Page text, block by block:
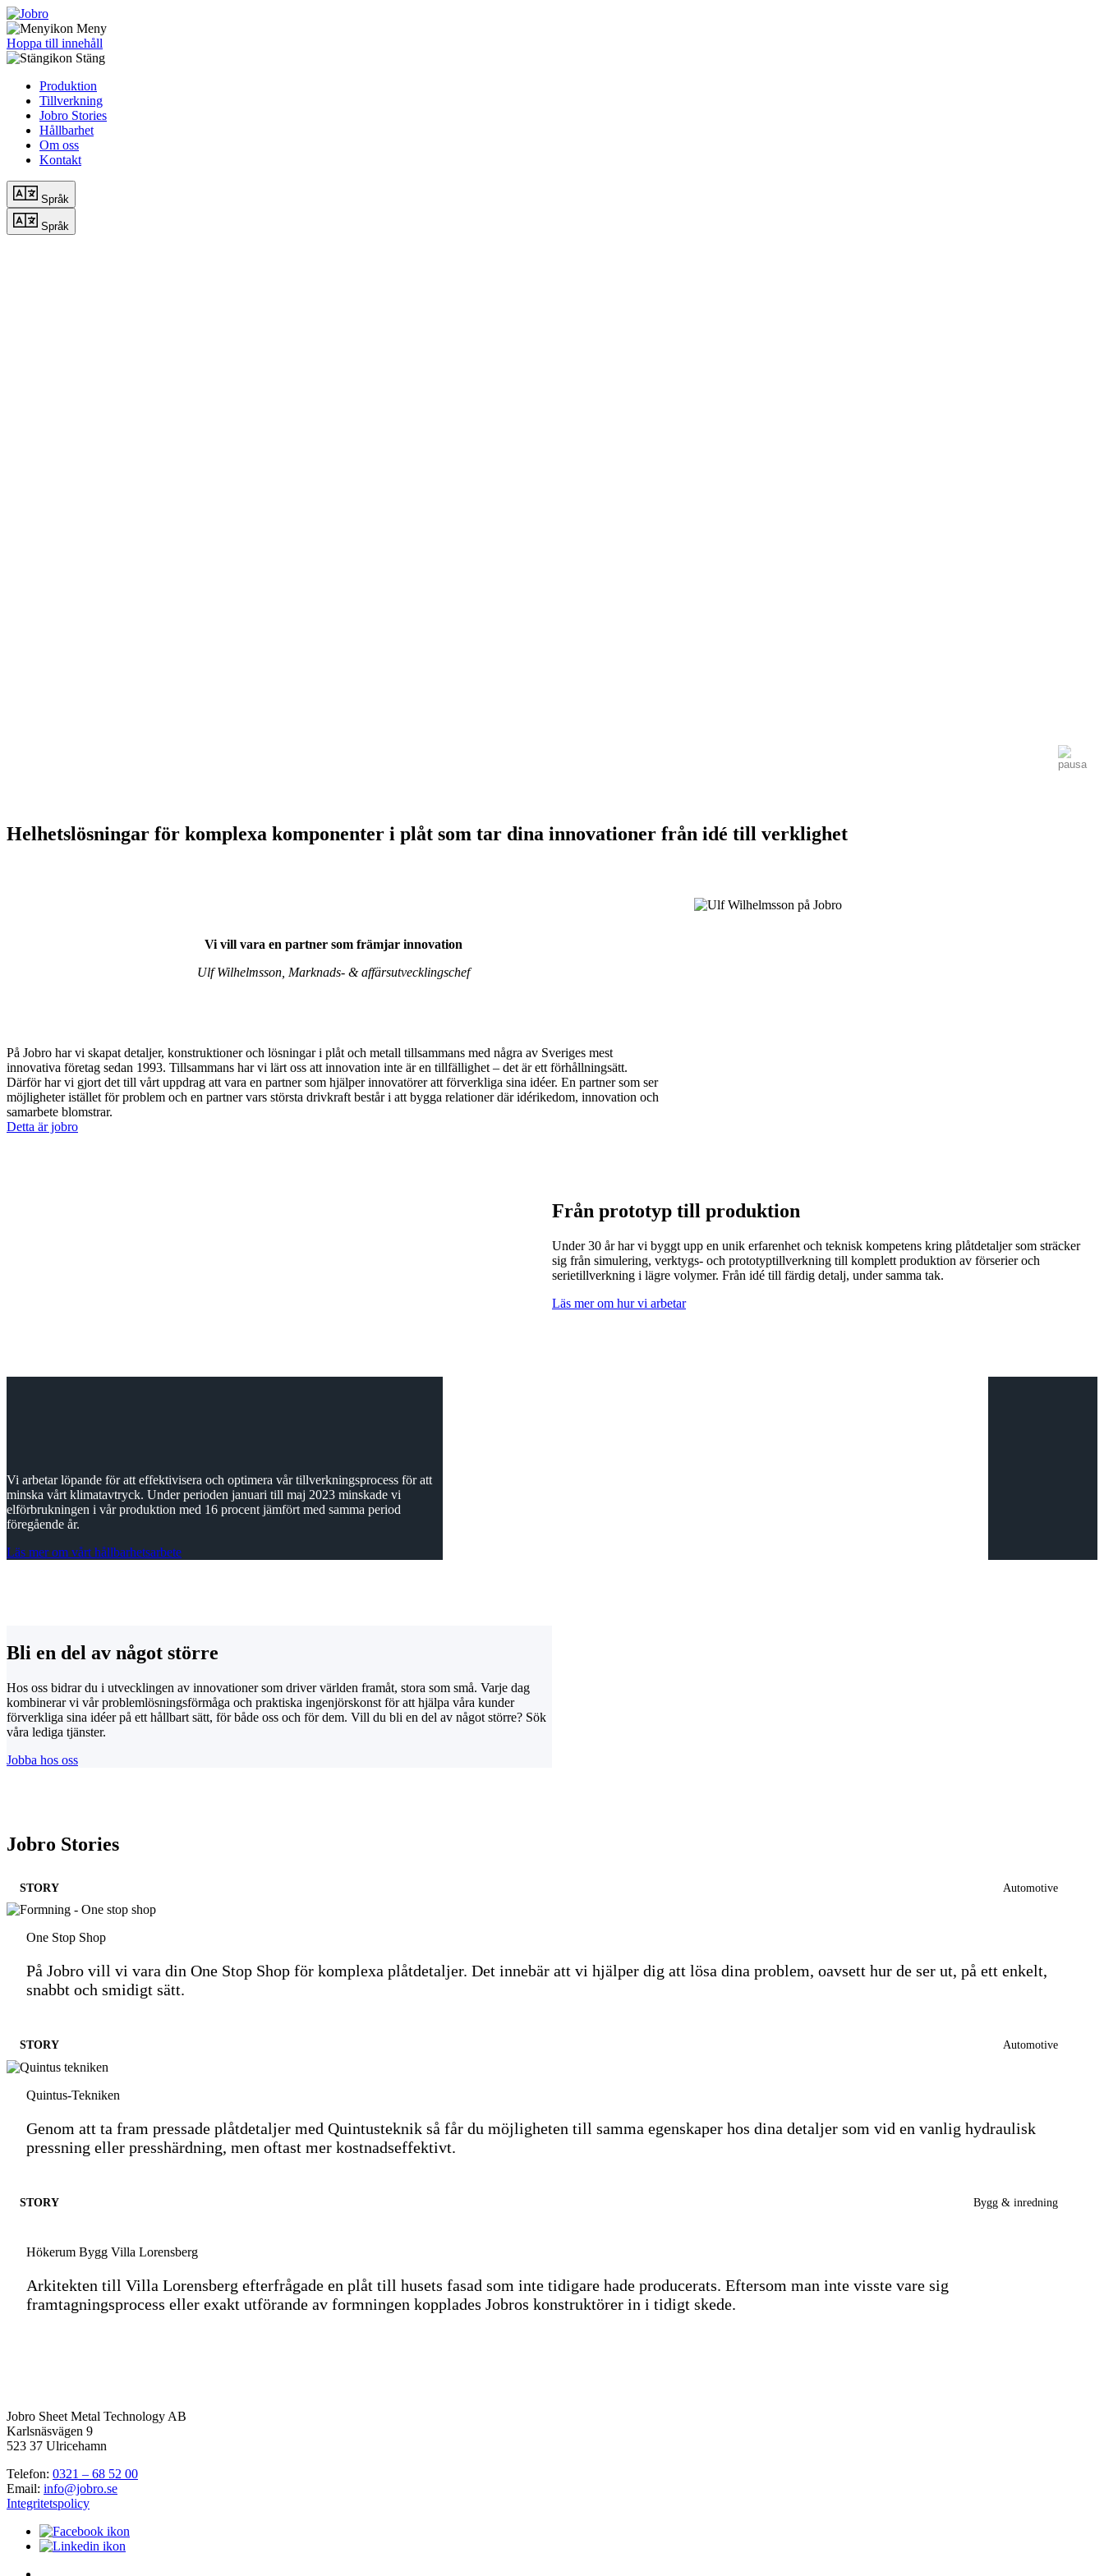
Meny
Hoppa till innehåll
Stäng
Produktion
Tillverkning
Jobro Stories
Hållbarhet
Om oss
Kontakt
Språk
Språk
Helhetslösningar för komplexa komponenter i plåt som tar dina innovationer från idé till verklighet
Vi vill vara en partner som främjar innovation
Ulf Wilhelmsson, Marknads- & affärsutvecklingschef
På Jobro har vi skapat detaljer, konstruktioner och lösningar i plåt och metall tillsammans med några av Sveriges mest
innovativa företag sedan 1993. Tillsammans har vi lärt oss att innovation inte är en tillfällighet – det är ett förhållningsätt.
Därför har vi gjort det till vårt uppdrag att vara en partner som hjälper innovatörer att förverkliga sina idéer. En partner som ser
möjligheter istället för problem och en partner vars största drivkraft består i att bygga relationer där idérikedom, innovation och
samarbete blomstrar.
Detta är jobro
Från prototyp till produktion
Under 30 år har vi byggt upp en unik erfarenhet och teknisk kompetens kring plåtdetaljer som sträcker
sig från simulering, verktygs- och prototyptillverkning till komplett produktion av förserier och
serietillverkning i lägre volymer. Från idé till färdig detalj, under samma tak.
Läs mer om hur vi arbetar
Vi arbetar löpande för att effektivisera och optimera vår tillverkningsprocess för att
minska vårt klimatavtryck. Under perioden januari till maj 2023 minskade vi
elförbrukningen i vår produktion med 16 procent jämfört med samma period
föregående år.
Läs mer om vårt hållbarhetsarbete
Bli en del av något större
Hos oss bidrar du i utvecklingen av innovationer som driver världen framåt, stora som små. Varje dag
kombinerar vi vår problemlösningsförmåga och praktiska ingenjörskonst för att hjälpa våra kunder
förverkliga sina idéer på ett hållbart sätt, för både oss och för dem. Vill du bli en del av något större? Sök
våra lediga tjänster.
Jobba hos oss
Jobro Stories
STORY Automotive
One Stop Shop
På Jobro vill vi vara din One Stop Shop för komplexa plåtdetaljer. Det innebär att vi hjälper dig att lösa dina problem, oavsett hur de ser ut, på ett enkelt,
snabbt och smidigt sätt.
STORY Automotive
Quintus-Tekniken
Genom att ta fram pressade plåtdetaljer med Quintusteknik så får du möjligheten till samma egenskaper hos dina detaljer som vid en vanlig hydraulisk
pressning eller presshärdning, men oftast mer kostnadseffektivt.
STORY Bygg & inredning
Hökerum Bygg Villa Lorensberg
Arkitekten till Villa Lorensberg efterfrågade en plåt till husets fasad som inte tidigare hade producerats. Eftersom man inte visste vare sig
framtagningsprocess eller exakt utförande av formningen kopplades Jobros konstruktörer in i tidigt skede.
Jobro Sheet Metal Technology AB
Karlsnäsvägen 9
523 37 Ulricehamn
Telefon: 0321 – 68 52 00
Email: info@jobro.se
Integritetspolicy